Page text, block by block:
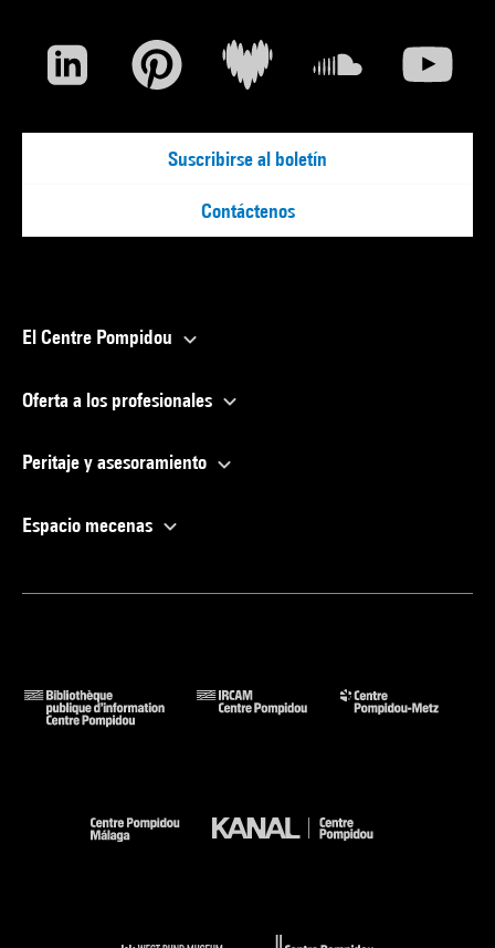
Suscribirse al boletín
Contáctenos
El Centre Pompidou
Oferta a los profesionales
Peritaje y asesoramiento
Espacio mecenas